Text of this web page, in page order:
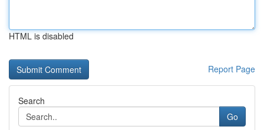
HTML is disabled
Report Page
Search
Go